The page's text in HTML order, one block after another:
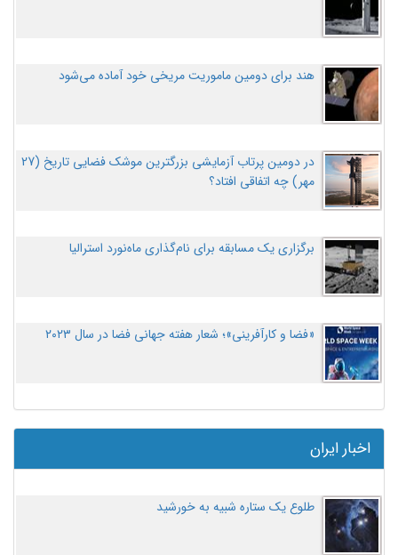
هند برای دومین ماموریت مریخی خود آماده می‌شود
در دومین پرتاب آزمایشی بزرگترین موشک فضایی تاریخ (27
مهر‌) چه اتفاقی افتاد؟
برگزاری یک مسابقه برای نام‌گذاری ماه‌نورد استرالیا
«فضا و کارآفرینی»؛ شعار هفته جهانی فضا در سال ۲۰۲۳
اخبار ایران
طلوع یک ستاره شبیه به خورشید